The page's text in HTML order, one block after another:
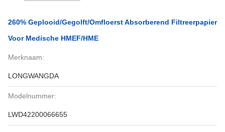
260% Geplooid/Gegolft/Omfloerst Absorberend Filtreerpapier
Voor Medische HMEF/HME
Merknaam:
LONGWANGDA
Modelnummer:
LWD42200066655